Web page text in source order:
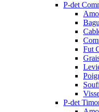
P-det
Fut
P-det